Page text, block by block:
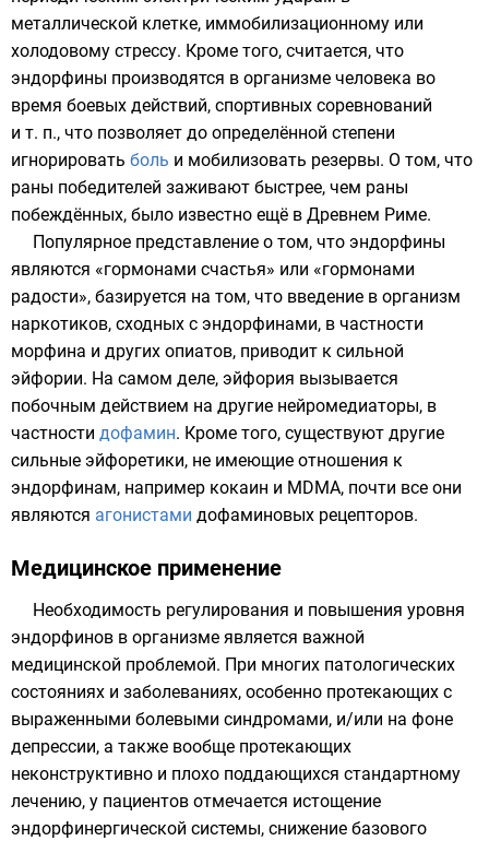
металлической клетке, иммобилизационному или
холодовому стрессу. Кроме того, считается, что
эндорфины производятся в организме человека во
время боевых действий, спортивных соревнований
и т. п., что позволяет до определённой степени
игнорировать боль и мобилизовать резервы. О том, что
раны победителей заживают быстрее, чем раны
побеждённых, было известно ещё в Древнем Риме.
Популярное представление о том, что эндорфины
являются «гормонами счастья» или «гормонами
радости», базируется на том, что введение в организм
наркотиков, сходных с эндорфинами, в частности
морфина и других опиатов, приводит к сильной
эйфории. На самом деле, эйфория вызывается
побочным действием на другие нейромедиаторы, в
частности дофамин. Кроме того, существуют другие
сильные эйфоретики, не имеющие отношения к
эндорфинам, например кокаин и MDMA, почти все они
являются агонистами дофаминовых рецепторов.
Медицинское применение
Необходимость регулирования и повышения уровня
эндорфинов в организме является важной
медицинской проблемой. При многих патологических
состояниях и заболеваниях, особенно протекающих с
выраженными болевыми синдромами, и/или на фоне
депрессии, а также вообще протекающих
неконструктивно и плохо поддающихся стандартному
лечению, у пациентов отмечается истощение
эндорфинергической системы, снижение базового